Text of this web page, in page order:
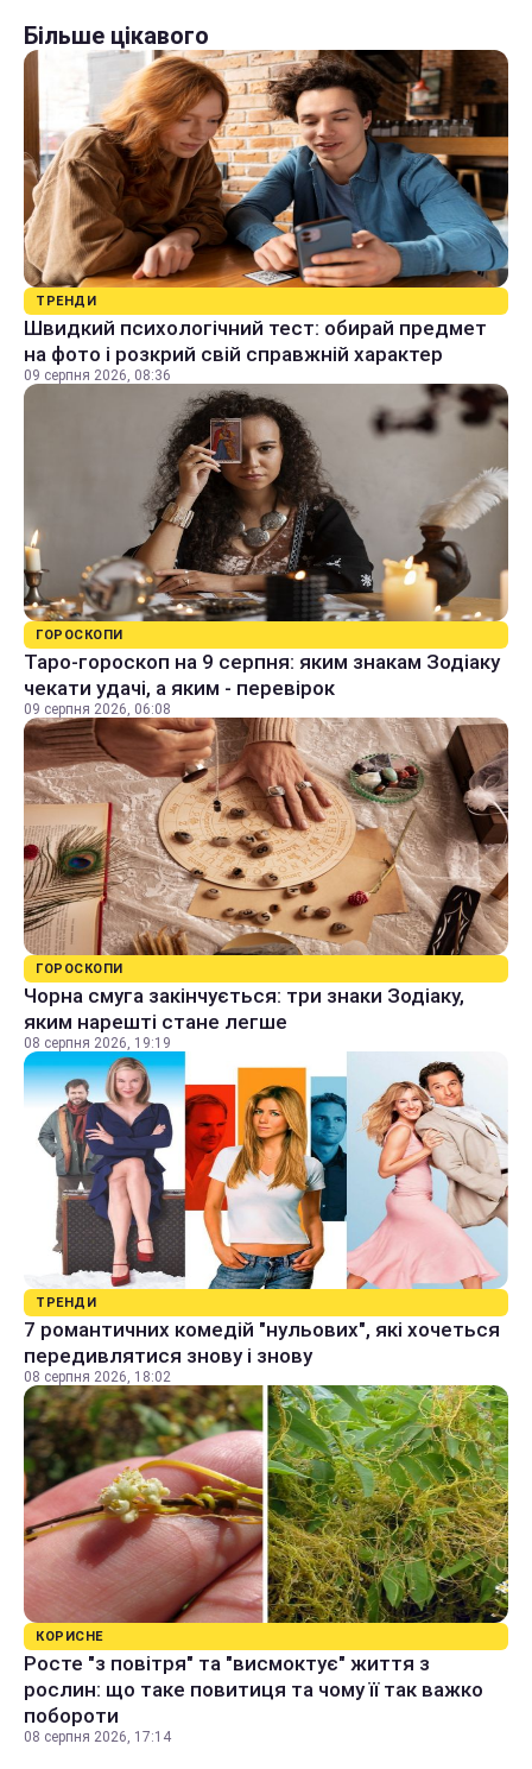
Більше цікавого
ТРЕНДИ
Швидкий психологічний тест: обирай предмет
на фото і розкрий свій справжній характер
09 серпня 2026, 08:36
ГОРОСКОПИ
Таро-гороскоп на 9 серпня: яким знакам Зодіаку
чекати удачі, а яким - перевірок
09 серпня 2026, 06:08
ГОРОСКОПИ
Чорна смуга закінчується: три знаки Зодіаку,
яким нарешті стане легше
08 серпня 2026, 19:19
ТРЕНДИ
7 романтичних комедій "нульових", які хочеться
передивлятися знову і знову
08 серпня 2026, 18:02
КОРИСНЕ
Росте "з повітря" та "висмоктує" життя з
рослин: що таке повитиця та чому її так важко
побороти
08 серпня 2026, 17:14